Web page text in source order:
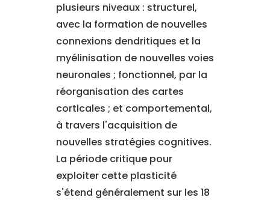
plusieurs niveaux : structurel,
avec la formation de nouvelles
connexions dendritiques et la
myélinisation de nouvelles voies
neuronales ; fonctionnel, par la
réorganisation des cartes
corticales ; et comportemental,
à travers l'acquisition de
nouvelles stratégies cognitives.
La période critique pour
exploiter cette plasticité
s'étend généralement sur les 18